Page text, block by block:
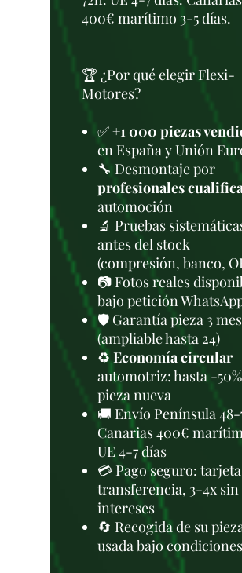
400€ marítimo 3-5 días.
🏆 ¿Por qué elegir Flexi-
Motores?
✅+1 000 piezas
en España y Unión
🔧 Desmontaje por
profesionales
automoción
🔬 Pruebas
antes del stock
(compresión, banco,
📷 Fotos reales
bajo petición
🛡️ Garantía pieza 3
(ampliable hasta 24)
♻️Economía circular
automotriz: hasta -
pieza nueva
🚚 Envío Península 48-
Canarias 400€
UE 4-7 días
💳 Pago seguro:
transferencia, 3-4x sin
intereses
🔄 Recogida de su
usada bajo condiciones